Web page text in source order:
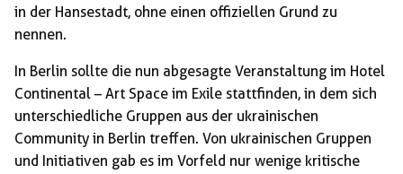
in der Hansestadt, ohne einen offiziellen Grund zu
nennen.
In Berlin sollte die nun abgesagte Veranstaltung im Hotel
Continental – Art Space im Exile stattfinden, in dem sich
unterschiedliche Gruppen aus der ukrainischen
Community in Berlin treffen. Von ukrainischen Gruppen
und Initiativen gab es im Vorfeld nur wenige kritische